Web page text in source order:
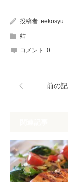
投稿者: eekosyu
姑
コメント: 0
前の